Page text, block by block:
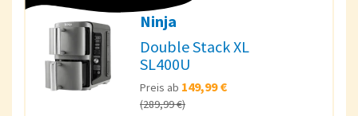
Ninja
Double Stack XL
SL400U
Preis ab 149,99 €
(289,99 €)